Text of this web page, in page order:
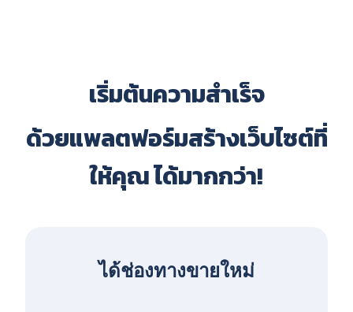
เริ่มต้นความสำเร็จ
ด้วยแพลตฟอร์มสร้างเว็บไซต์ที่
ให้คุณ ได้มากกว่า!
ได้ช่องทางขายใหม่